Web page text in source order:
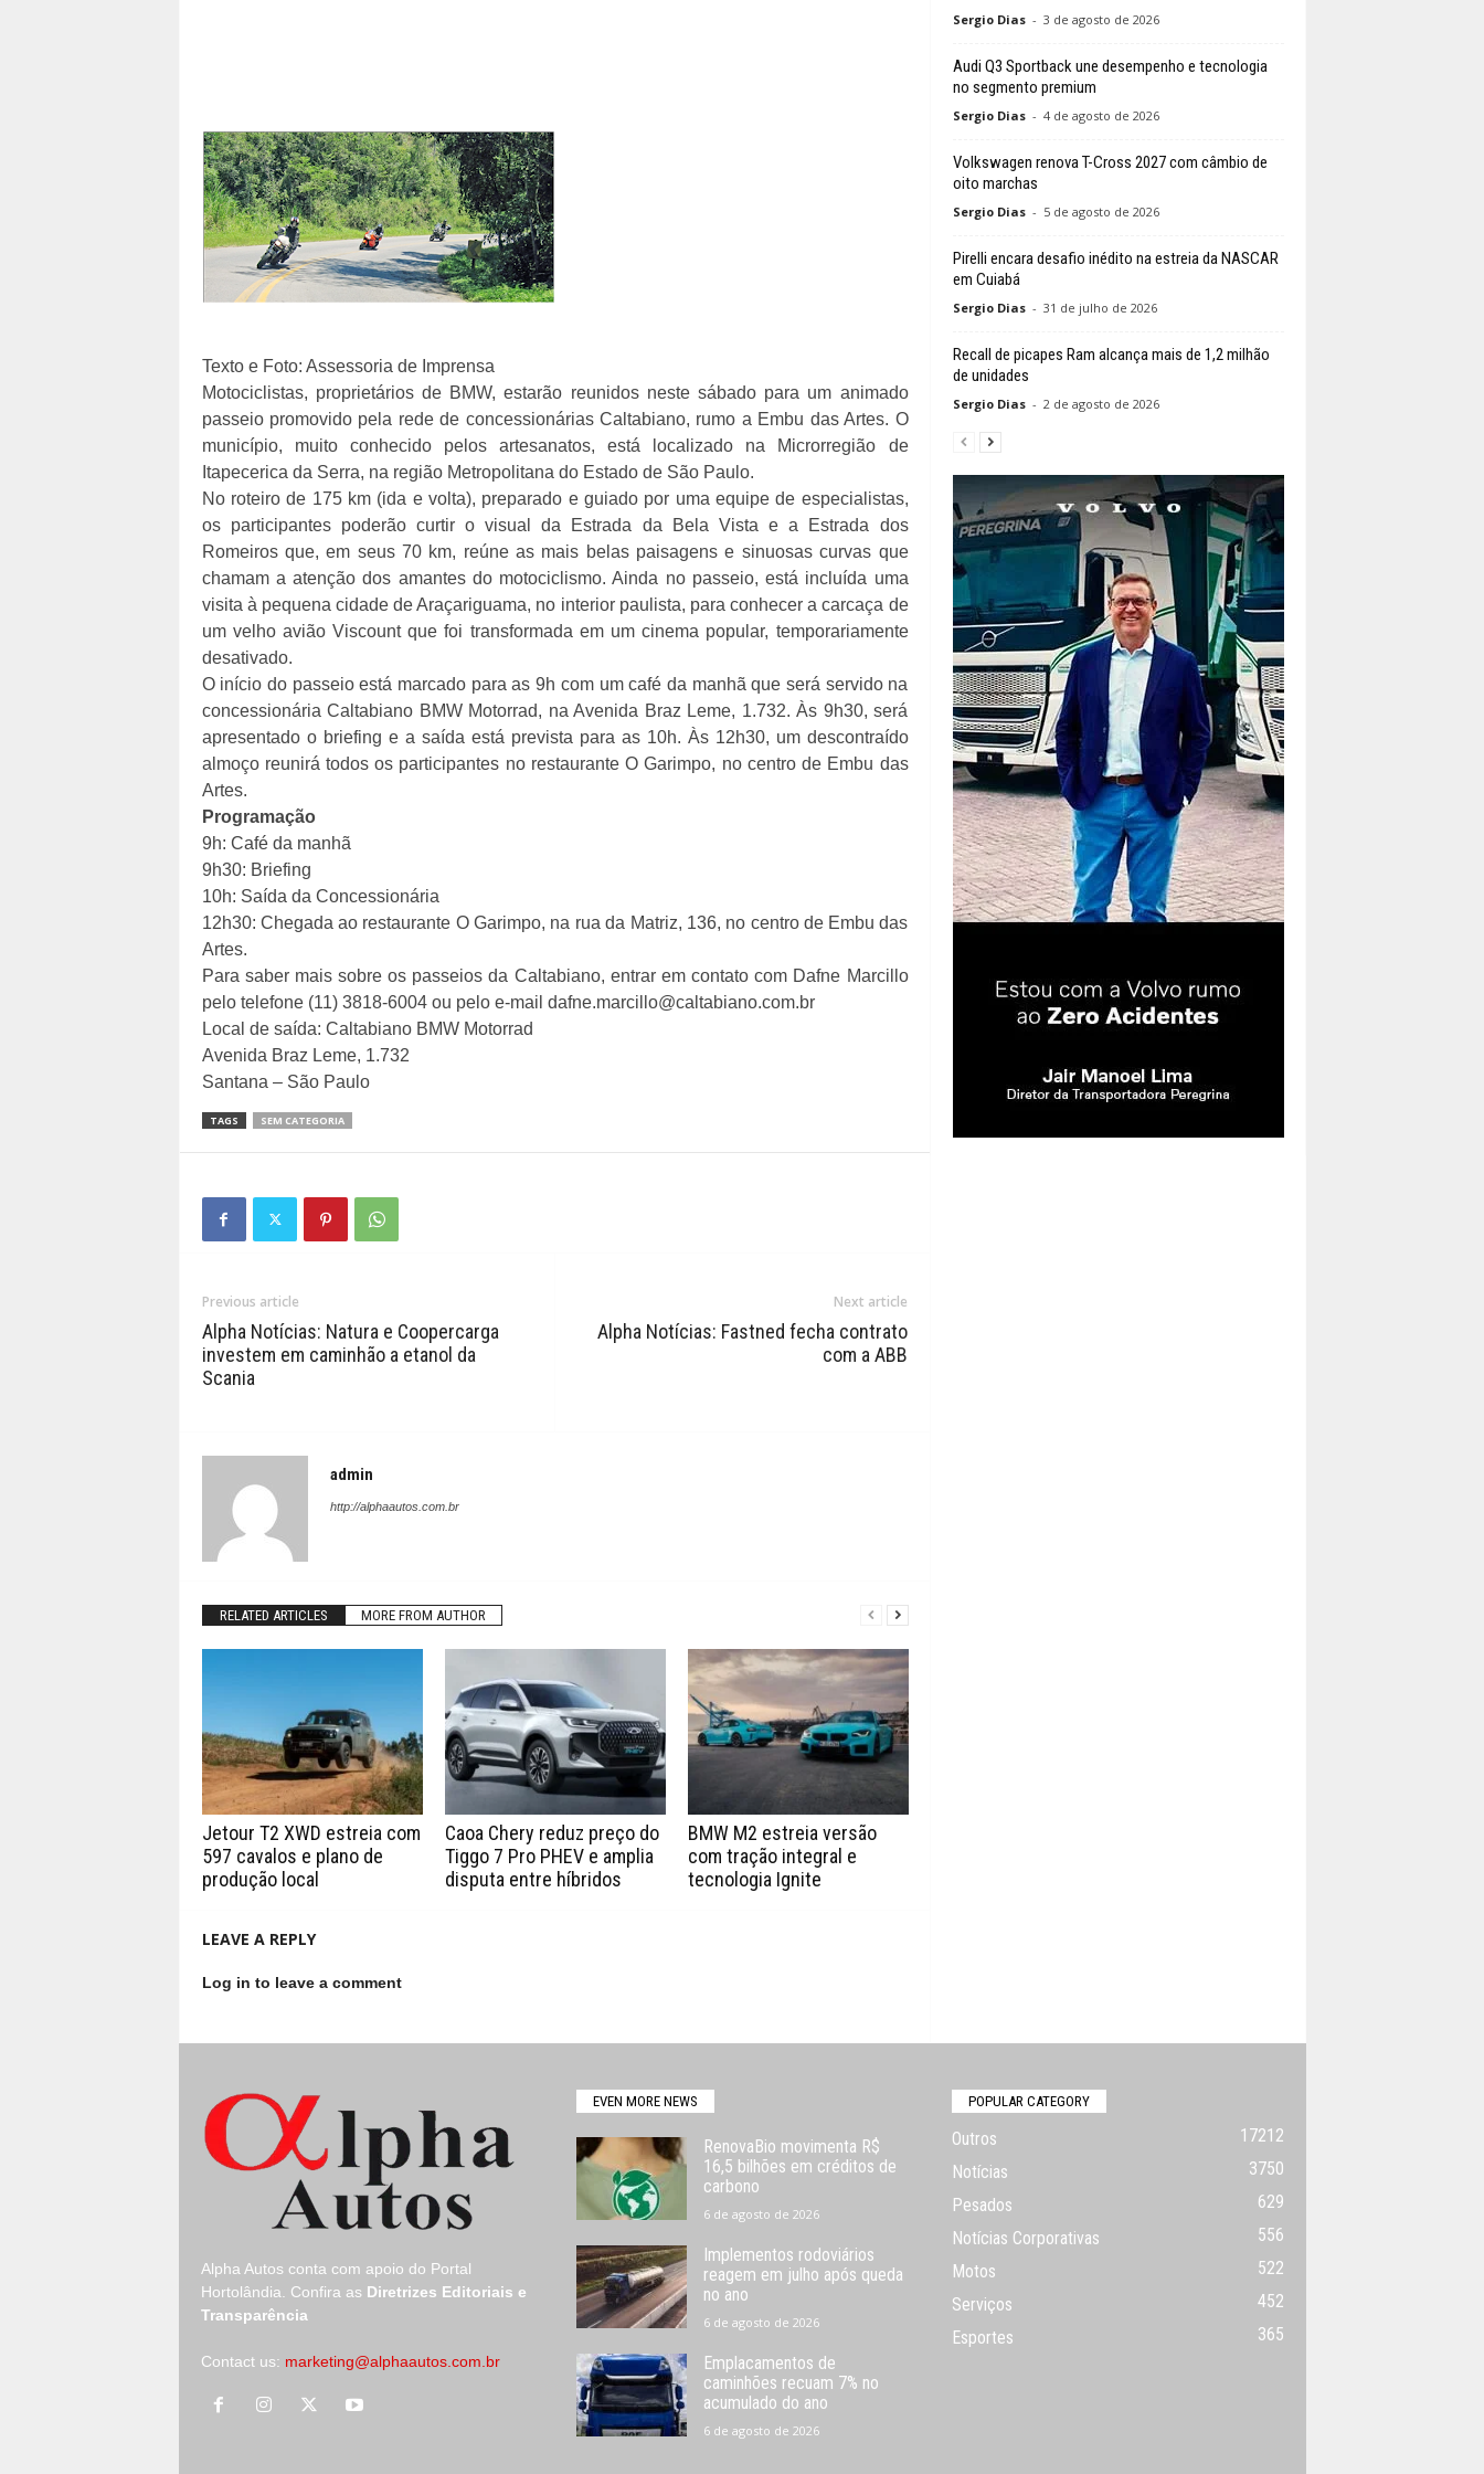
Texto e Foto: Assessoria de Imprensa
Motociclistas, proprietários de BMW, estarão reunidos neste sábado para um animado
passeio promovido pela rede de concessionárias Caltabiano, rumo a Embu das Artes. O
município, muito conhecido pelos artesanatos, está localizado na Microrregião de
Itapecerica da Serra, na região Metropolitana do Estado de São Paulo.
No roteiro de 175 km (ida e volta), preparado e guiado por uma equipe de especialistas,
os participantes poderão curtir o visual da Estrada da Bela Vista e a Estrada dos
Romeiros que, em seus 70 km, reúne as mais belas paisagens e sinuosas curvas que
chamam a atenção dos amantes do motociclismo. Ainda no passeio, está incluída uma
visita à pequena cidade de Araçariguama, no interior paulista, para conhecer a carcaça de
um velho avião Viscount que foi transformada em um cinema popular, temporariamente
desativado.
O início do passeio está marcado para as 9h com um café da manhã que será servido na
concessionária Caltabiano BMW Motorrad, na Avenida Braz Leme, 1.732. Às 9h30, será
apresentado o briefing e a saída está prevista para as 10h. Às 12h30, um descontraído
almoço reunirá todos os participantes no restaurante O Garimpo, no centro de Embu das
Artes.
Programação
9h: Café da manhã
9h30: Briefing
10h: Saída da Concessionária
12h30: Chegada ao restaurante O Garimpo, na rua da Matriz, 136, no centro de Embu das
Artes.
Para saber mais sobre os passeios da Caltabiano, entrar em contato com Dafne Marcillo
pelo telefone (11) 3818-6004 ou pelo e-mail dafne.marcillo@caltabiano.com.br
Local de saída: Caltabiano BMW Motorrad
Avenida Braz Leme, 1.732
Santana – São Paulo
TAGS SEM CATEGORIA
Previous article
Alpha Notícias: Natura e Coopercarga
investem em caminhão a etanol da
Scania
Next article
Alpha Notícias: Fastned fecha contrato
com a ABB
admin
http://alphaautos.com.br
RELATED ARTICLES MORE FROM AUTHOR
Jetour T2 XWD estreia com
597 cavalos e plano de
produção local
Caoa Chery reduz preço do
Tiggo 7 Pro PHEV e amplia
disputa entre híbridos
BMW M2 estreia versão
com tração integral e
tecnologia Ignite
LEAVE A REPLY
Log in to leave a comment
Sergio Dias - 3 de agosto de 2026
Audi Q3 Sportback une desempenho e tecnologia
no segmento premium
Sergio Dias - 4 de agosto de 2026
Volkswagen renova T-Cross 2027 com câmbio de
oito marchas
Sergio Dias - 5 de agosto de 2026
Pirelli encara desafio inédito na estreia da NASCAR
em Cuiabá
Sergio Dias - 31 de julho de 2026
Recall de picapes Ram alcança mais de 1,2 milhão
de unidades
Sergio Dias - 2 de agosto de 2026
Alpha Autos conta com apoio do Portal
Hortolândia.
Confira as Diretrizes Editoriais e
Transparência
Contact us: marketing@alphaautos.com.br
EVEN MORE NEWS
RenovaBio movimenta R$
16,5 bilhões em créditos de
carbono
6 de agosto de 2026
Implementos rodoviários
reagem em julho após queda
no ano
6 de agosto de 2026
Emplacamentos de
caminhões recuam 7% no
acumulado do ano
6 de agosto de 2026
POPULAR CATEGORY
Outros
17212
Notícias
3750
Pesados
629
Notícias Corporativas
556
Motos
522
Serviços
452
Esportes
365